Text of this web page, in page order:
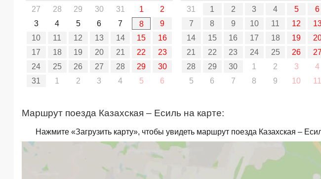
27
28 29 30 31 1
2
3
4 5 6 7 8
9
10
11 12 13 14 15
16
17
18 19 20 21 22
23
24
25 26 27 28 29
30
31
1 2 3 4 5 6
31
1 2 3 4 5
6
7
8 9 10 11 12
14
15 16 17 18 19
21
22 23 24 25 26
27
28
29 30 1 2 3
4
5
6 7 8 9 10 11
Маршрут поезда Казахская – Есиль на карте:
Нажмите «Загрузить карту», чтобы увидеть маршрут поезда Казахская –